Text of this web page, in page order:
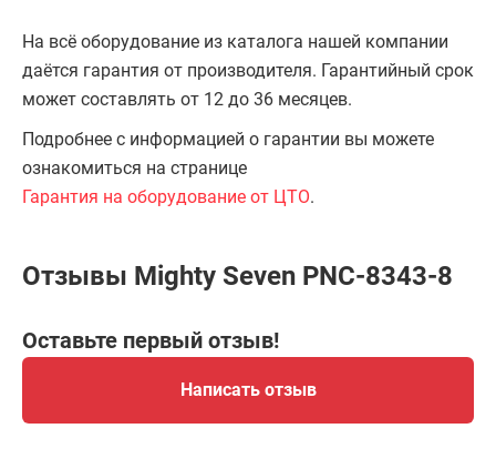
На всё оборудование из каталога нашей компании
даётся гарантия от производителя. Гарантийный срок
может составлять от 12 до 36 месяцев.
Подробнее с информацией о гарантии вы можете
ознакомиться на странице
Гарантия на оборудование от ЦТО.
Отзывы Mighty Seven PNC-8343-8
Оставьте первый отзыв!
Написать отзыв